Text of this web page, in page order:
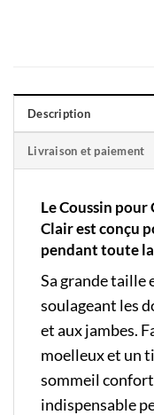
Description
Livraison et paiement
Le Coussin pour
Clair est conçu
pendant toute la
Sa grande taille
soulageant les
et aux jambes.
moelleux et un
sommeil
indispensable